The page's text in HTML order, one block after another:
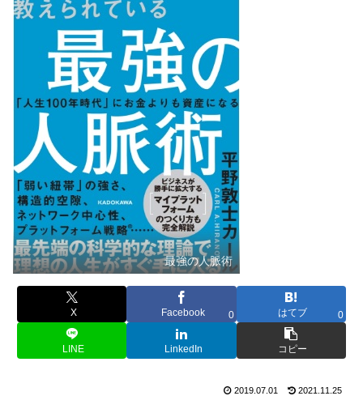
最強の人脈術
X Facebook 0 はてブ 0
LINE LinkedIn コピー
2019.07.01 2021.11.25